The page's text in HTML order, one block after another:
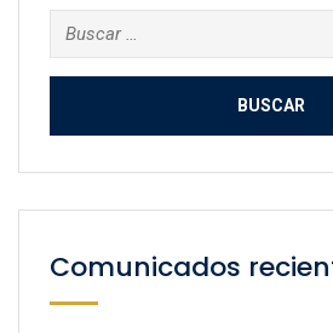
Buscar:
Comunicados